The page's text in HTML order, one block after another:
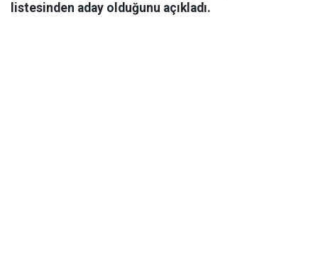
listesinden aday olduğunu açıkladı.